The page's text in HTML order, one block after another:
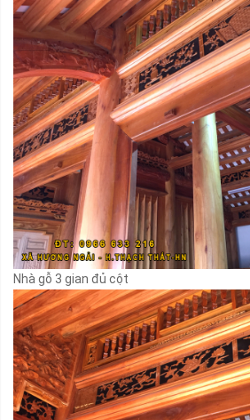
Nhà gỗ 3 gian đủ cột